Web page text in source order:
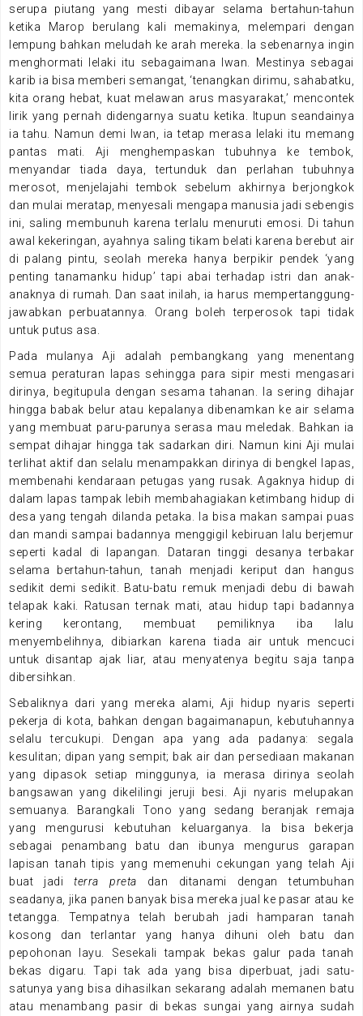
serupa piutang yang mesti dibayar selama bertahun-tahun
ketika Marop berulang kali memakinya, melempari dengan
lempung bahkan meludah ke arah mereka. Ia sebenarnya ingin
menghormati lelaki itu sebagaimana Iwan. Mestinya sebagai
karib ia bisa memberi semangat, ‘tenangkan dirimu, sahabatku,
kita orang hebat, kuat melawan arus masyarakat,’ mencontek
lirik yang pernah didengarnya suatu ketika. Itupun seandainya
ia tahu. Namun demi Iwan, ia tetap merasa lelaki itu memang
pantas mati. Aji menghempaskan tubuhnya ke tembok,
menyandar tiada daya, tertunduk dan perlahan tubuhnya
merosot, menjelajahi tembok sebelum akhirnya berjongkok
dan mulai meratap, menyesali mengapa manusia jadi sebengis
ini, saling membunuh karena terlalu menuruti emosi. Di tahun
awal kekeringan, ayahnya saling tikam belati karena berebut air
di palang pintu, seolah mereka hanya berpikir pendek ‘yang
penting tanamanku hidup’ tapi abai terhadap istri dan anak-
anaknya di rumah. Dan saat inilah, ia harus mempertanggung-
jawabkan perbuatannya. Orang boleh terperosok tapi tidak
untuk putus asa.
Pada mulanya Aji adalah pembangkang yang menentang
semua peraturan lapas sehingga para sipir mesti mengasari
dirinya, begitupula dengan sesama tahanan. Ia sering dihajar
hingga babak belur atau kepalanya dibenamkan ke air selama
yang membuat paru-parunya serasa mau meledak. Bahkan ia
sempat dihajar hingga tak sadarkan diri. Namun kini Aji mulai
terlihat aktif dan selalu menampakkan dirinya di bengkel lapas,
membenahi kendaraan petugas yang rusak. Agaknya hidup di
dalam lapas tampak lebih membahagiakan ketimbang hidup di
desa yang tengah dilanda petaka. Ia bisa makan sampai puas
dan mandi sampai badannya menggigil kebiruan lalu berjemur
seperti kadal di lapangan. Dataran tinggi desanya terbakar
selama bertahun-tahun, tanah menjadi keriput dan hangus
sedikit demi sedikit. Batu-batu remuk menjadi debu di bawah
telapak kaki. Ratusan ternak mati, atau hidup tapi badannya
kering kerontang, membuat pemiliknya iba lalu
menyembelihnya, dibiarkan karena tiada air untuk mencuci
untuk disantap ajak liar, atau menyatenya begitu saja tanpa
dibersihkan.
Sebaliknya dari yang mereka alami, Aji hidup nyaris seperti
pekerja di kota, bahkan dengan bagaimanapun, kebutuhannya
selalu tercukupi. Dengan apa yang ada padanya: segala
kesulitan; dipan yang sempit; bak air dan persediaan makanan
yang dipasok setiap minggunya, ia merasa dirinya seolah
bangsawan yang dikelilingi jeruji besi. Aji nyaris melupakan
semuanya. Barangkali Tono yang sedang beranjak remaja
yang mengurusi kebutuhan keluarganya. Ia bisa bekerja
sebagai penambang batu dan ibunya mengurus garapan
lapisan tanah tipis yang memenuhi cekungan yang telah Aji
buat jaditerra preta dan ditanami dengan tetumbuhan
seadanya, jika panen banyak bisa mereka jual ke pasar atau ke
tetangga. Tempatnya telah berubah jadi hamparan tanah
kosong dan terlantar yang hanya dihuni oleh batu dan
pepohonan layu. Sesekali tampak bekas galur pada tanah
bekas digaru. Tapi tak ada yang bisa diperbuat, jadi satu-
satunya yang bisa dihasilkan sekarang adalah memanen batu
atau menambang pasir di bekas sungai yang airnya sudah